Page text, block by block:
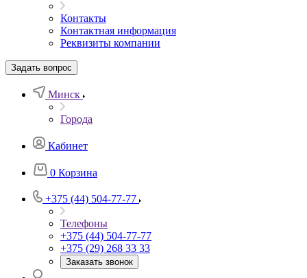
Контакты
Контактная информация
Реквизиты компании
Задать вопрос
Минск
Города
Кабинет
0 Корзина
+375 (44) 504-77-77
Телефоны
+375 (44) 504-77-77
+375 (29) 268 33 33
Заказать звонок